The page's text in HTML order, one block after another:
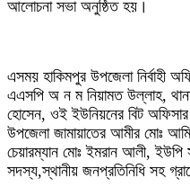
আলোচনা সভা অনুষ্ঠিত হয়।
এসময় হাকিমপুর উপজেলা নির্বাহী
এএসপি অ ন ম নিয়ামত উল্লাহ,
হোসেন, ওই ইউনিয়নের বিট
উপজেলা জামায়াতের আমীর মোঃ
চেয়ারম্যান মোঃ ইমরান আলী, ইউপি
সদস্য,স্থানীয় জনপ্রতিনিধি সহ